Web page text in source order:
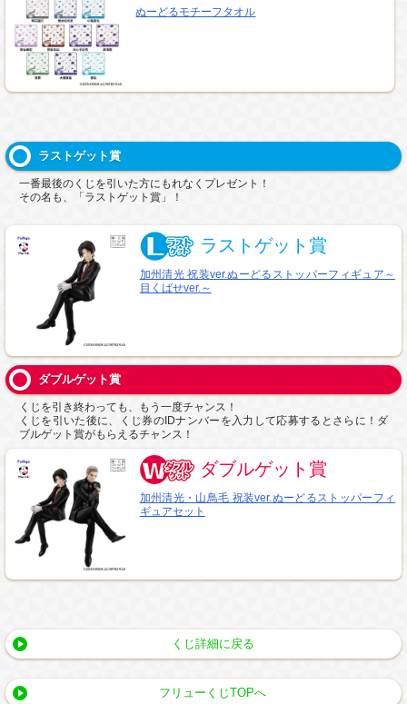
ぬーどるモチーフタオル
ラストゲット賞
一番最後のくじを引いた方にもれなくプレゼント！
その名も、「ラストゲット賞」！
ラストゲット賞
加州清光 祝装ver.ぬーどるストッパーフィギュア～
目くばせver.～
ダブルゲット賞
くじを引き終わっても、もう一度チャンス！
くじを引いた後に、くじ券のIDナンバーを入力して応募するとさらに！ダ
ブルゲット賞がもらえるチャンス！
ダブルゲット賞
加州清光・山鳥毛 祝装ver.ぬーどるストッパーフィ
ギュアセット
くじ詳細に戻る
フリューくじTOPへ